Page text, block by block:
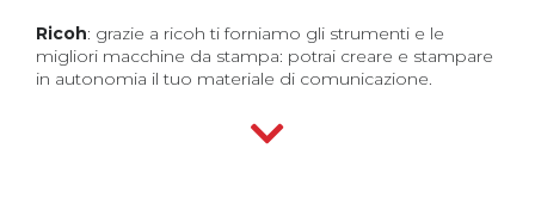
Ricoh: grazie a ricoh ti forniamo gli strumenti e le
migliori macchine da stampa: potrai creare e stampare
in autonomia il tuo materiale di comunicazione.